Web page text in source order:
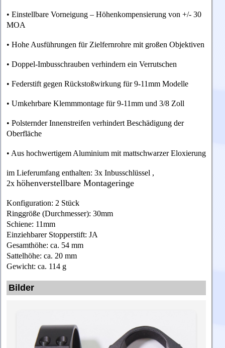
• Einstellbare Vorneigung – Höhenkompensierung von +/- 30
MOA
• Hohe Ausführungen für Zielfernrohre mit großen Objektiven
• Doppel-Imbusschrauben verhindern ein Verrutschen
• Federstift gegen Rückstoßwirkung für 9-11mm Modelle
• Umkehrbare Klemmmontage für 9-11mm und 3/8 Zoll
• Polsternder Innenstreifen verhindert Beschädigung der
Oberfläche
• Aus hochwertigem Aluminium mit mattschwarzer Eloxierung
im Lieferumfang enthalten: 3x Inbusschlüssel ,
2x höhenverstellbare Montageringe
Konfiguration: 2 Stück
Ringgröße (Durchmesser): 30mm
Schiene: 11mm
Einziehbarer Stopperstift: JA
Gesamthöhe: ca. 54 mm
Sattelhöhe: ca. 20 mm
Gewicht: ca. 114 g
Bilder